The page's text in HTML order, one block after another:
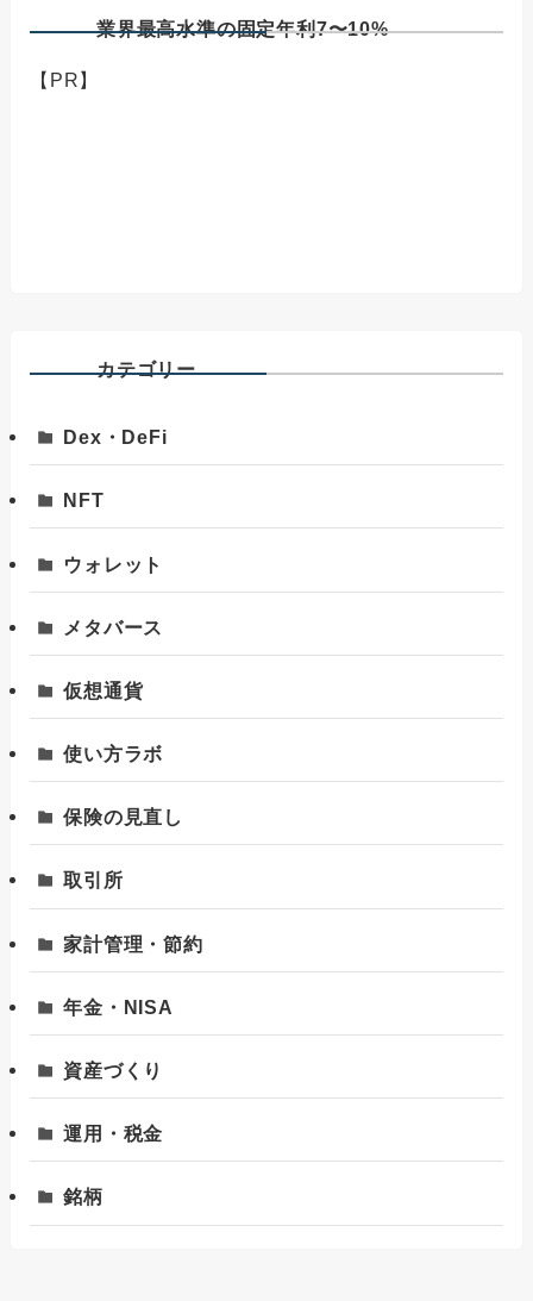
業界最高水準の固定年利7〜10%
【PR】
カテゴリー
Dex・DeFi
NFT
ウォレット
メタバース
仮想通貨
使い方ラボ
保険の見直し
取引所
家計管理・節約
年金・NISA
資産づくり
運用・税金
銘柄